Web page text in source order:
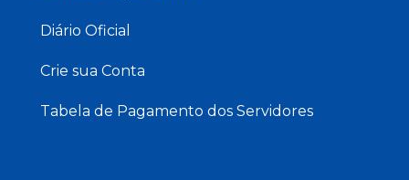
Diário Oficial
Crie sua Conta
Tabela de Pagamento dos Servidores